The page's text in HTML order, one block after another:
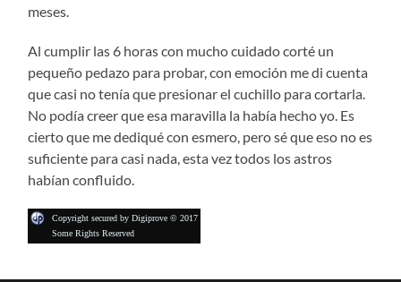
meses.
Al cumplir las 6 horas con mucho cuidado corté un
pequeño pedazo para probar, con emoción me di cuenta
que casi no tenía que presionar el cuchillo para cortarla.
No podía creer que esa maravilla la había hecho yo. Es
cierto que me dediqué con esmero, pero sé que eso no es
suficiente para casi nada, esta vez todos los astros
habían confluido.
Copyright secured by Digiprove © 2017
Some Rights Reserved